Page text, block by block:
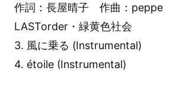
作詞：長屋晴子 作曲：peppe
LASTorder・緑黄色社会
3. 風に乗る (Instrumental)
4. étoile (Instrumental)